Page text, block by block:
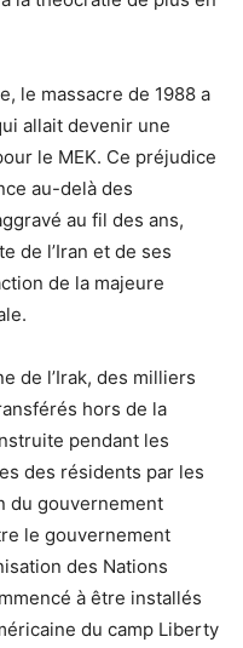
le massacre de 1988 a
allait devenir une
le MEK. Ce préjudice
au-delà des
au fil des ans,
de l’Iran et de ses
de la majeure
de l’Irak, des milliers
hors de la
pendant les
des résidents par les
du gouvernement
le gouvernement
des Nations
à être installés
du camp Liberty